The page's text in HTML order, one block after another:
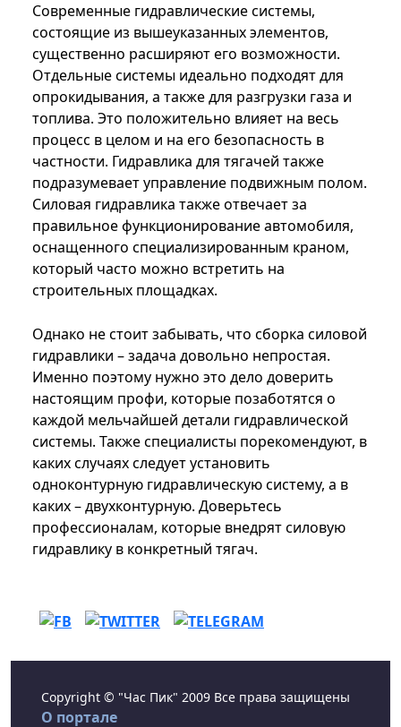
Современные гидравлические системы,
состоящие из вышеуказанных элементов,
существенно расширяют его возможности.
Отдельные системы идеально подходят для
опрокидывания, а также для разгрузки газа и
топлива. Это положительно влияет на весь
процесс в целом и на его безопасность в
частности. Гидравлика для тягачей также
подразумевает управление подвижным полом.
Силовая гидравлика также отвечает за
правильное функционирование автомобиля,
оснащенного специализированным краном,
который часто можно встретить на
строительных площадках.
Однако не стоит забывать, что сборка силовой
гидравлики – задача довольно непростая.
Именно поэтому нужно это дело доверить
настоящим профи, которые позаботятся о
каждой мельчайшей детали гидравлической
системы. Также специалисты порекомендуют, в
каких случаях следует установить
одноконтурную гидравлическую систему, а в
каких – двухконтурную. Доверьтесь
профессионалам, которые внедрят силовую
гидравлику в конкретный тягач.
Copyright © "Час Пик" 2009 Все права защищены
О портале